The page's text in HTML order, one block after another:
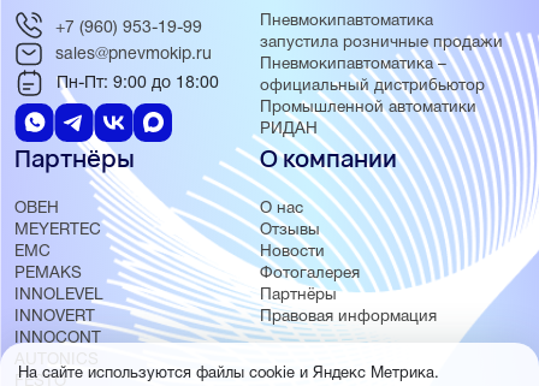
Пневмокипавтоматика
запустила розничные продажи
Пневмокипавтоматика –
официальный дистрибьютор
Промышленной автоматики
РИДАН
Партнёры
ОВЕН
MEYERTEC
EMC
PEMAKS
INNOLEVEL
INNOVERT
INNOCONT
AUTONICS
FESTO
О компании
О нас
Отзывы
Новости
Фотогалерея
Партнёры
Правовая информация
+7 (960) 953-19-99
sales@pnevmokip.ru
Пн-Пт: 9:00 до 18:00
На сайте используются файлы cookie и Яндекс Метрика.